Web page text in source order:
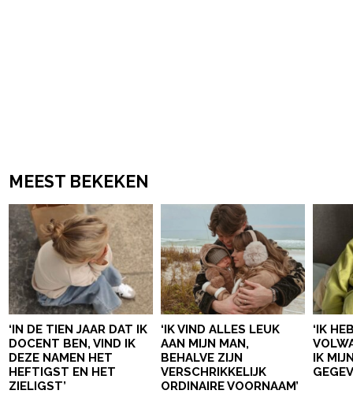
MEEST BEKEKEN
‘IN DE TIEN JAAR DAT IK
DOCENT BEN, VIND IK
DEZE NAMEN HET
HEFTIGST EN HET
ZIELIGST’
‘IK VIND ALLES LEUK
AAN MIJN MAN,
BEHALVE ZIJN
VERSCHRIKKELIJK
ORDINAIRE VOORNAAM’
‘IK
IK